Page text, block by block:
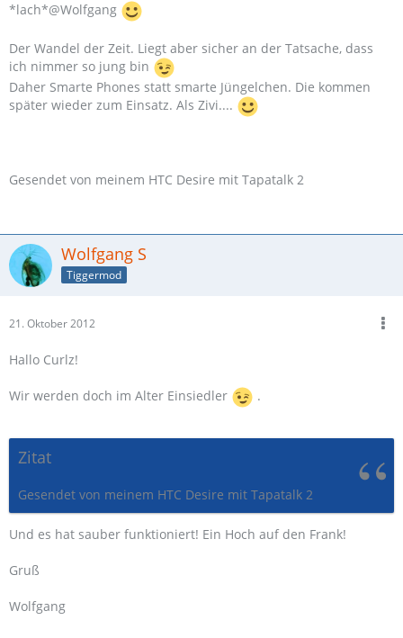
*lach*@Wolfgang
Der Wandel der Zeit. Liegt aber sicher an der Tatsache, dass
ich nimmer so jung bin
Daher Smarte Phones statt smarte Jüngelchen. Die kommen
später wieder zum Einsatz. Als Zivi....
Gesendet von meinem HTC Desire mit Tapatalk 2
Wolfgang S
Tiggermod
21. Oktober 2012
Hallo Curlz!
Wir werden doch im Alter Einsiedler .
Zitat
Gesendet von meinem HTC Desire mit Tapatalk 2
Und es hat sauber funktioniert! Ein Hoch auf den Frank!
Gruß
Wolfgang